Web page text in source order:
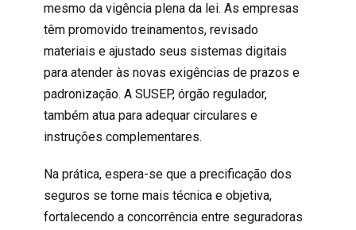
mesmo da vigência plena da lei. As empresas
têm promovido treinamentos, revisado
materiais e ajustado seus sistemas digitais
para atender às novas exigências de prazos e
padronização. A SUSEP, órgão regulador,
também atua para adequar circulares e
instruções complementares.
Na prática, espera-se que a precificação dos
seguros se torne mais técnica e objetiva,
fortalecendo a concorrência entre seguradoras